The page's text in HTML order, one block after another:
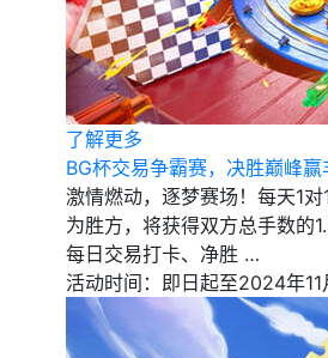
了解更多
BG杯交易争霸赛，决胜巅峰
激情燃动，逐梦赛场！每天1
为胜方，将获得双方总手数的
每日交易打卡、净胜 …
活动时间：即日起至2024年11